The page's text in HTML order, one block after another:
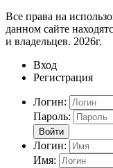
Все права на
данном сайте
и владельцев. 2026г.
Вход
Регистрация
Логин:
Пароль:
Войти
Логин:
Имя: